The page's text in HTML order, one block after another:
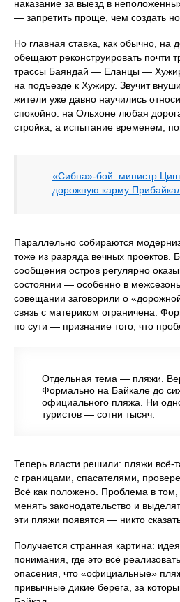
наказание за выезд в
— запретить проще, чем создать
Но главная ставка, как обычно, на
обещают реконструировать почти
трассы Баяндай — Еланцы —
на подъезде к Хужиру. Звучит
жители уже давно научились
спокойно: на Ольхоне любая
стройка, а испытание временем,
«Сибна»-бой: министр
дорожную карму
Параллельно собираются
тоже из разряда вечных проектов.
сообщения остров регулярно
состоянии — особенно в
совещании заговорили о
связь с материком ограничена.
по сути — признание того, что
Отдельная тема — пляжи.
Формально на Байкале до
официального пляжа. Ни
туристов — сотни тысяч.
Теперь власти решили: пляжи
с границами, спасателями,
Всё как положено. Проблема в том,
менять законодательство и
эти пляжи появятся — никто
Получается странная картина:
понимания, где это всё
опасения, что «официальные»
привычные дикие берега, за